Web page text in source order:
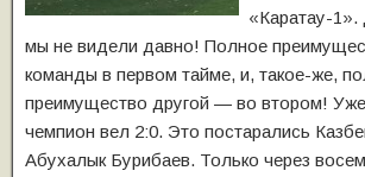
«Каратау-1».
мы не видели давно! Полное
команды в первом тайме, и, такое-же,
преимущество другой — во втором! Уже
чемпион вел 2:0. Это постарались
Абухалык Бурибаев. Только через